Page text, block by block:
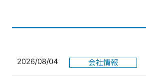
2026/08/04 会社情報